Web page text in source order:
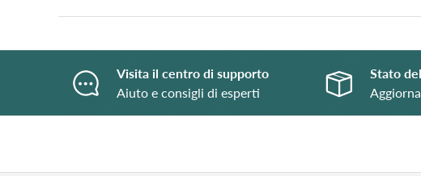
Visita il centro di supporto
Aiuto e consigli di esperti
Stato